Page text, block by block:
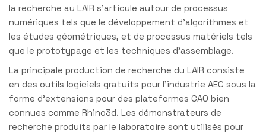
la recherche au LAIR s’articule autour de processus
numériques tels que le développement d’algorithmes et
les études géométriques, et de processus matériels tels
que le prototypage et les techniques d’assemblage.
La principale production de recherche du LAIR consiste
en des outils logiciels gratuits pour l’industrie AEC sous la
forme d’extensions pour des plateformes CAO bien
connues comme Rhino3d. Les démonstrateurs de
recherche produits par le laboratoire sont utilisés pour